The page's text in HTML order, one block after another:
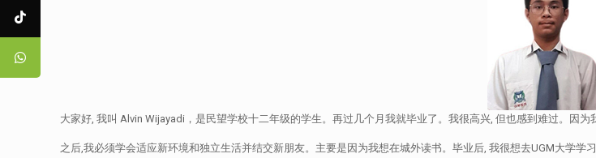
大家好, 我叫 Alvin Wijayadi，是民望学校十二年级的学生。再过几个月我就毕业了。我很高兴, 但也感到难过。因为
之后,我必须学会适应新环境和独立生活并结交新朋友。主要是因为我想在城外读书。毕业后, 我很想去UGM大学